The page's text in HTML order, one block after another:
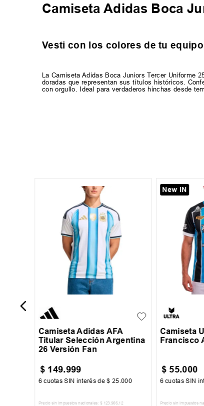
Camiseta Adidas Boca
Vesti con los colores de tu equipo
La Camiseta Adidas Boca Juniors Tercer Uniforme
doradas que representan sus títulos históricos.
con orgullo. Ideal para verdaderos hinchas desde
M
XXL
Camiseta Adidas AFA
Titular Selección Argentina
26 Versión Fan
$ 149.999
6 cuotas SIN interés de$ 25 .000
Precio sin impuestos nacionales: $ 123 .966,12
New IN
M
XXL
Camiseta
Francisco
$ 55.000
6 cuotas SIN
Precio sin impuestos